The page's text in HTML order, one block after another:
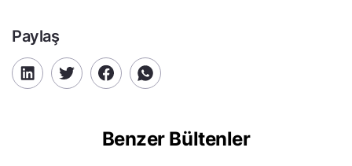
Paylaş
Benzer Bültenler